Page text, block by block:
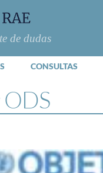
CONSULTAS
ODS